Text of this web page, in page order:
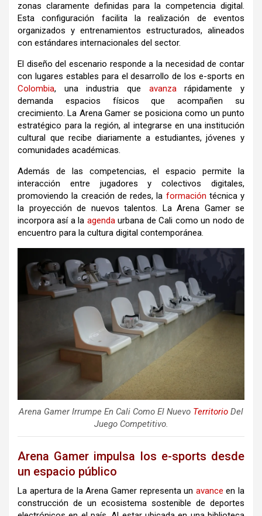
zonas claramente definidas para la competencia digital.
Esta configuración facilita la realización de eventos
organizados y entrenamientos estructurados, alineados
con estándares internacionales del sector.
El diseño del escenario responde a la necesidad de contar
con lugares estables para el desarrollo de los e-sports en
Colombia, una industria que avanzarápidamente y
demanda espacios físicos que acompañen su
crecimiento. La Arena Gamer se posiciona como un punto
estratégico para la región, al integrarse en una institución
cultural que recibe diariamente a estudiantes, jóvenes y
comunidades académicas.
Además de las competencias, el espacio permite la
interacción entre jugadores y colectivos digitales,
promoviendo la creación de redes, la formación técnica y
la proyección de nuevos talentos. La Arena Gamer se
incorpora así a la agendaurbana de Cali como un nodo de
encuentro para la cultura digital contemporánea.
Arena Gamer Irrumpe En Cali Como El Nuevo Territorio Del
Juego Competitivo.
Arena Gamer impulsa los e-sports desde
un espacio público
La apertura de la Arena Gamer representa un avance en la
construcción de un ecosistema sostenible de deportes